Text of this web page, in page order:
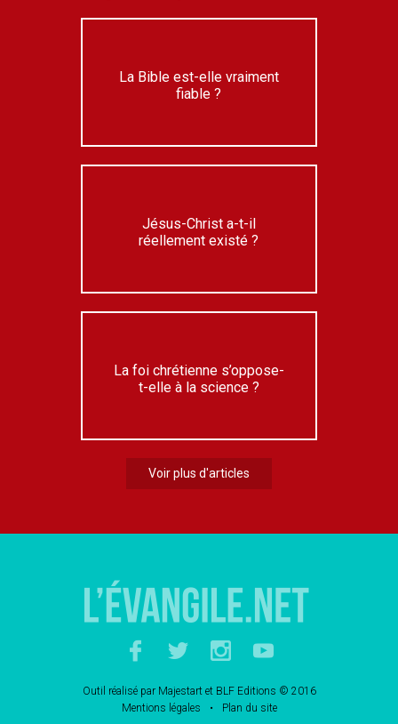
La Bible est-elle vraiment
fiable ?
Jésus-Christ a-t-il
réellement existé ?
La foi chrétienne s’oppose-
t-elle à la science ?
Voir plus d'articles
Outil réalisé par Majestartet BLF Editions © 2016
Mentions légales
Plan du site